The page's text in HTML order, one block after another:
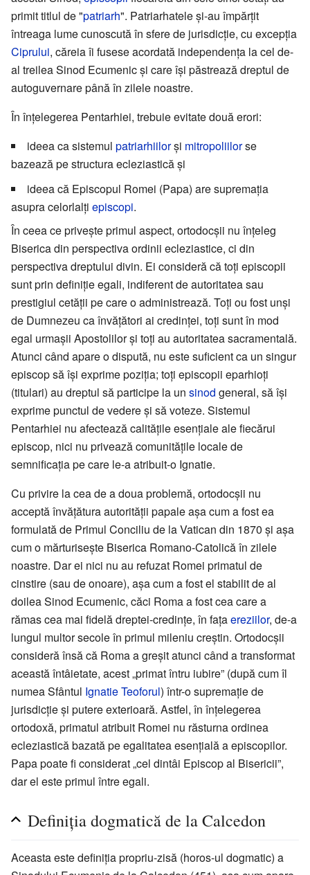
primit titlul de "patriarh". Patriarhatele și-au împărțit
întreaga lume cunoscută în sfere de jurisdicție, cu excepția
Ciprului, căreia îi fusese acordată independența la cel de-
al treilea Sinod Ecumenic și care își păstrează dreptul de
autoguvernare până în zilele noastre.
În înțelegerea Pentarhiei, trebuie evitate două erori:
ideea ca sistemul patriarhiilorși mitropoliilorse
bazează pe structura ecleziastică și
ideea că Episcopul Romei (Papa) are supremația
asupra celorlalți episcopi.
În ceea ce privește primul aspect, ortodocșii nu înțeleg
Biserica din perspectiva ordinii ecleziastice, ci din
perspectiva dreptului divin. Ei consideră că toți episcopii
sunt prin definiție egali, indiferent de autoritatea sau
prestigiul cetății pe care o administrează. Toți ou fost unși
de Dumnezeu ca învățători ai credinței, toți sunt în mod
egal urmașii Apostolilor și toți au autoritatea sacramentală.
Atunci când apare o dispută, nu este suficient ca un singur
episcop să își exprime poziția; toți episcopii eparhioți
(titulari) au dreptul să participe la un sinod general, să își
exprime punctul de vedere și să voteze. Sistemul
Pentarhiei nu afectează calitățile esențiale ale fiecărui
episcop, nici nu privează comunitățile locale de
semnificația pe care le-a atribuit-o Ignatie.
Cu privire la cea de a doua problemă, ortodocșii nu
acceptă învățătura autorității papale așa cum a fost ea
formulată de Primul Conciliu de la Vatican din 1870 și așa
cum o mărturisește Biserica Romano-Catolică în zilele
noastre. Dar ei nici nu au refuzat Romei primatul de
cinstire (sau de onoare), așa cum a fost el stabilit de al
doilea Sinod Ecumenic, căci Roma a fost cea care a
rămas cea mai fidelă dreptei-credințe, în fațaereziilor, de-a
lungul multor secole în primul mileniu creștin. Ortodocșii
consideră însă că Roma a greșit atunci când a transformat
această întâietate, acest „primat întru iubire” (după cum îl
numea Sfântul Ignatie Teoforul) într-o supremație de
jurisdicție și putere exterioară. Astfel, în înțelegerea
ortodoxă, primatul atribuit Romei nu răsturna ordinea
ecleziastică bazată pe egalitatea esențială a episcopilor.
Papa poate fi considerat „cel dintâi Episcop al Bisericii”,
dar el este primul între egali.
Definiția dogmatică de la Calcedon
Aceasta este definiția propriu-zisă (horos-ul dogmatic) a